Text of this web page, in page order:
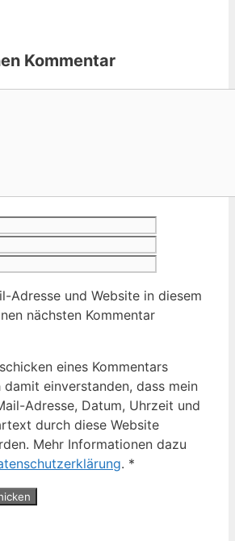
Kommentar
Adresse und Website in diesem
nächsten Kommentar
eines Kommentars
einverstanden, dass mein
Adresse, Datum, Uhrzeit und
durch diese Website
Mehr Informationen dazu
. *